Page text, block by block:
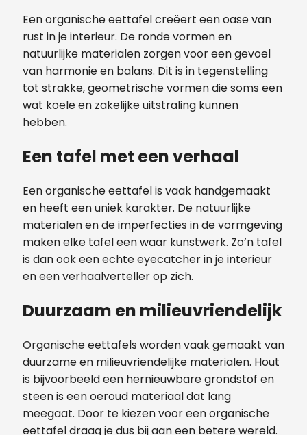
Een organische eettafel creëert een oase van
rust in je interieur. De ronde vormen en
natuurlijke materialen zorgen voor een gevoel
van harmonie en balans. Dit is in tegenstelling
tot strakke, geometrische vormen die soms een
wat koele en zakelijke uitstraling kunnen
hebben.
Een tafel met een verhaal
Een organische eettafel is vaak handgemaakt
en heeft een uniek karakter. De natuurlijke
materialen en de imperfecties in de vormgeving
maken elke tafel een waar kunstwerk. Zo’n tafel
is dan ook een echte eyecatcher in je interieur
en een verhaalverteller op zich.
Duurzaam en milieuvriendelijk
Organische eettafels worden vaak gemaakt van
duurzame en milieuvriendelijke materialen. Hout
is bijvoorbeeld een hernieuwbare grondstof en
steen is een oeroud materiaal dat lang
meegaat. Door te kiezen voor een organische
eettafel draag je dus bij aan een betere wereld.